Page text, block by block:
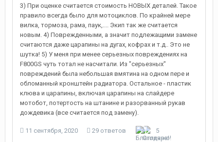
3) При оценке считается стоимость НОВЫХ деталей. Такое
правило всегда было для мотоциклов. По крайней мере
вилка, тормоза, рама, паук,.... Экип так же считается
новым. 4) Поврежденными, а значит подлежащими замене
считаются даже царапины на дугах, кофрах и т.д.. Это не
шутка! 5) У меня при менее серьезных повреждениях на
F800GS чуть тотал не насчитали. Из "серьезных"
повреждений была небольшая вмятина на одном пере и
обломанный кронштейн радиатора. Остальное - пластик
клюва и царапины, включая царапины на слайдере
мотобот, потертость на штанине и разорванный рукав
дождевика (все считается под замену).
11 сентября, 2020 29 ответов 5